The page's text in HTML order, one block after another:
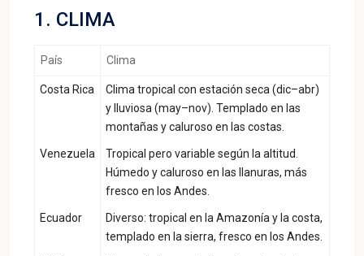
1. CLIMA
País Clima
Costa Rica
Clima tropical con estación seca (dic–abr)
y lluviosa (may–nov). Templado en las
montañas y caluroso en las costas.
Venezuela
Tropical pero variable según la altitud.
Húmedo y caluroso en las llanuras, más
fresco en los Andes.
Ecuador
Diverso: tropical en la Amazonía y la costa,
templado en la sierra, fresco en los Andes.